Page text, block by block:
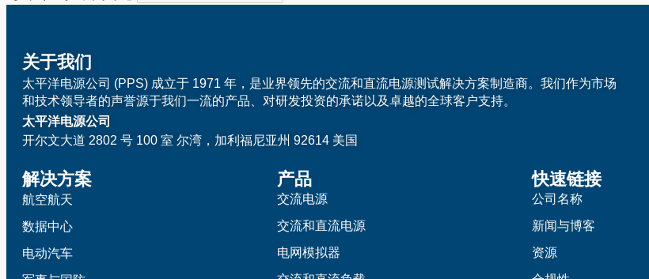
关于我们
太平洋电源公司 (PPS) 成立于 1971 年，是业界领先的交流和直流电源测试解决方案制造商。我们作为市场
和技术领导者的声誉源于我们一流的产品、对研发投资的承诺以及卓越的全球客户支持。
太平洋电源公司
开尔文大道 2802 号 100 室 尔湾，加利福尼亚州 92614 美国
解决方案
航空航天
数据中心
电动汽车
产品
交流电源
交流和直流电源
电网模拟器
快速链接
公司名称
新闻与博客
资源